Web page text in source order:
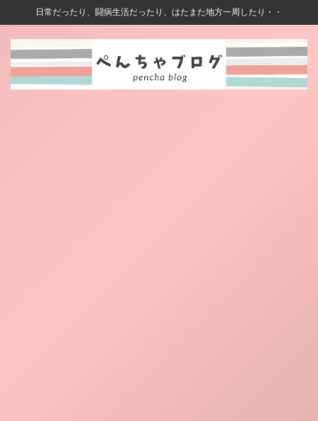
日常だったり、闘病生活だったり、はたまた地方一周したり・・